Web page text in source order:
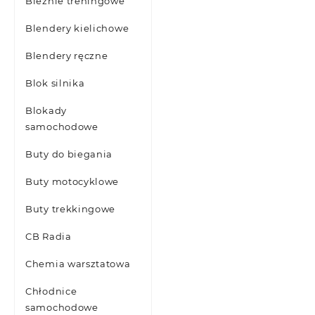
Blendery kielichowe
Blendery ręczne
Blok silnika
Blokady
samochodowe
Buty do biegania
Buty motocyklowe
Buty trekkingowe
CB Radia
Chemia warsztatowa
Chłodnice
samochodowe